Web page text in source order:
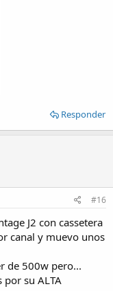
Responder
#16
J2 con cassetera
canal y muevo unos
de 500w pero...
su ALTA